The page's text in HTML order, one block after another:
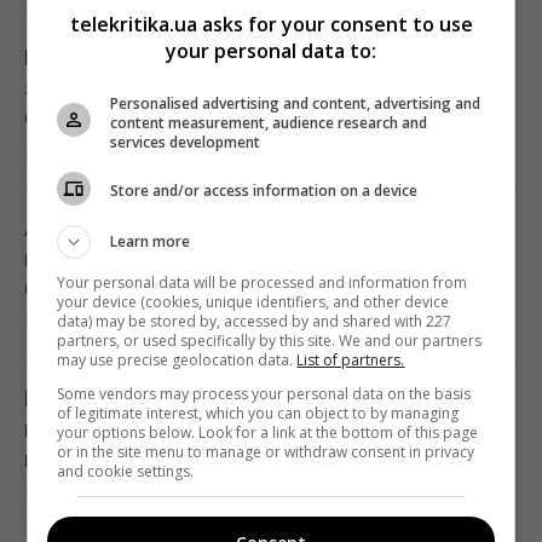
USB-C у смартфоні вміє більше, ніж просто
заряджати: 8 корисних функцій
13:30 понеділок, 10 серпня 2026
С-300 не замінить Patriot, але може
підсилити нашу систему ППО, - Тимочко
13:19 понеділок, 10 серпня 2026
Електромобілі швидко втрачають у
вартості: експерт назвав головну причину
13:17 понеділок, 10 серпня 2026
Монатік публічно звернувся до дружини та
показав їхні нові фото
13:13 понеділок, 10 серпня 2026
Що насправді означає слово "єрунда" та
звідки воно походить: відповідь здивує
багатьох
10 серпня 2026, 13:23
Американець об’їхав Україну й обрав
найкраще місто: рейтинг здивував
багатьох
10 серпня 2026, 12:59
Понад рік НАЗК ігнорує незаконне
призначення голови ДРС Кучера до
наглядової ради «Лісів України»
10 серпня 2026, 12:51
telekritika.ua asks for your consent to use
your personal data to:
Personalised advertising and content, advertising and
content measurement, audience research and
services development
Store and/or access information on a device
Learn more
Your personal data will be processed and information from
your device (cookies, unique identifiers, and other device
data) may be stored by, accessed by and shared with 227
partners, or used specifically by this site. We and our partners
may use precise geolocation data. List of partners.
Some vendors may process your personal data on the basis
of legitimate interest, which you can object to by managing
your options below. Look for a link at the bottom of this page
or in the site menu to manage or withdraw consent in privacy
and cookie settings.